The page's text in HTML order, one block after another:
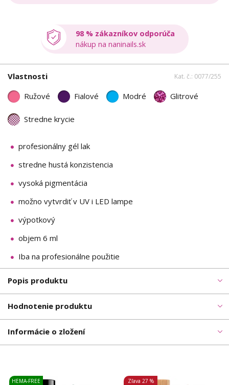
98 % zákazníkov odporúča
nákup na naninails.sk
Vlastnosti Kat. č.: 0077/255
Ružové Fialové Modré Glitrové
Stredne krycie
profesionálny gél lak
stredne hustá konzistencia
vysoká pigmentácia
možno vytvrdiť v UV i LED lampe
výpotkový
objem 6 ml
Iba na profesionálne použitie
Popis produktu
Hodnotenie produktu
Informácie o zložení
HEMA-FREE
Zľava 27 %